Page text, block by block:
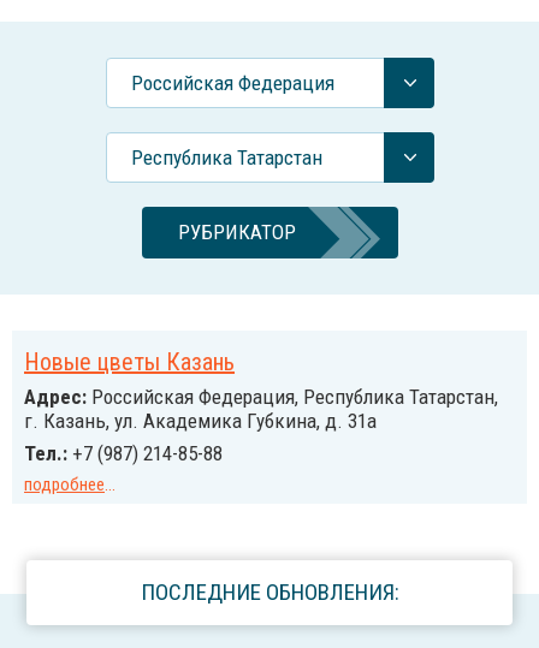
Российcкая Федерация
Республика Татарстан
РУБРИКАТОР
Новые цветы Казань
Адрес: Российcкая Федерация, Республика Татарстан,
г. Казань, ул. Академика Губкина, д. 31а
Тел.: +7 (987) 214-85-88
подробнее...
ПОСЛЕДНИЕ ОБНОВЛЕНИЯ: